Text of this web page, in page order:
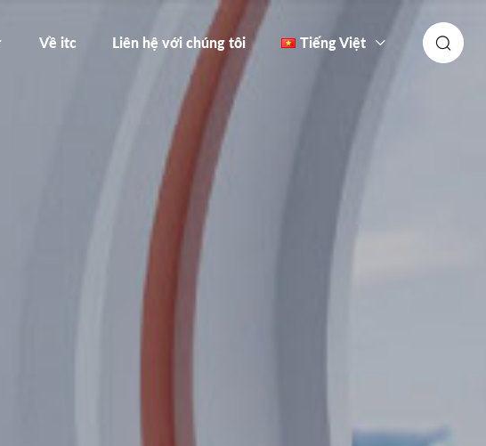
Về itc Liên hệ với chúng tôi Tiếng Việt